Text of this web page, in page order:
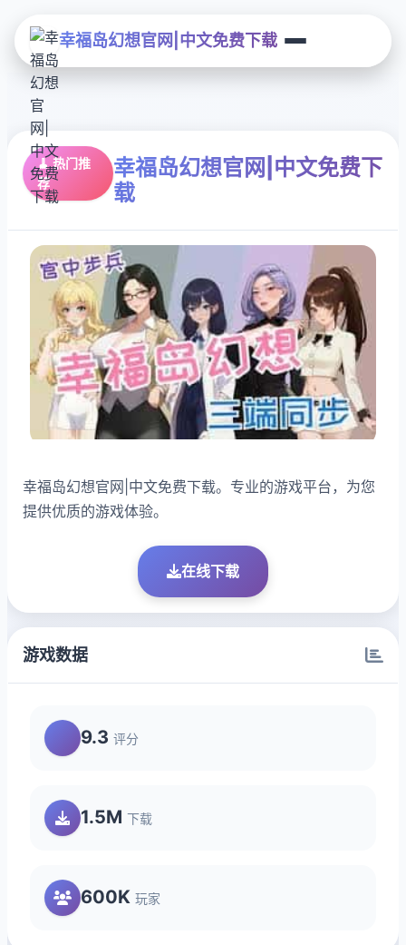
幸福岛幻想官网|中文免费下载
🧹 热门推
荐
幸福岛幻想官网|中文免费下
载
幸福岛幻想官网|中文免费下载。专业的游戏平台，为您
提供优质的游戏体验。
在线下载
游戏数据
9.3 评分
1.5M 下载
600K 玩家